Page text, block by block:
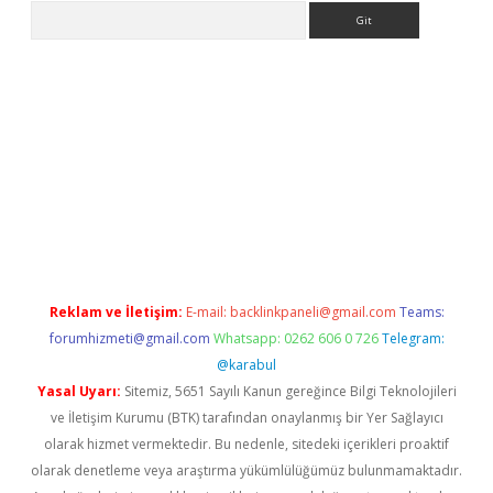
Reklam ve İletişim: E-mail: backlinkpaneli@gmail.com Teams:
forumhizmeti@gmail.com Whatsapp: 0262 606 0 726 Telegram:
@karabul
Yasal Uyarı: Sitemiz, 5651 Sayılı Kanun gereğince Bilgi Teknolojileri
ve İletişim Kurumu (BTK) tarafından onaylanmış bir Yer Sağlayıcı
olarak hizmet vermektedir. Bu nedenle, sitedeki içerikleri proaktif
olarak denetleme veya araştırma yükümlülüğümüz bulunmamaktadır.